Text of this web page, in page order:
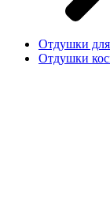
Отдушки
Отдушки